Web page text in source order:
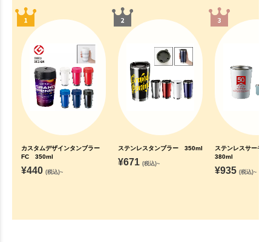
カスタムデザインタンブラー
FC 350ml
¥440 (税込)~
ステンレスタンブラー 350ml
¥671 (税込)~
ステンレスサーモ
380ml
¥935 (税込)~